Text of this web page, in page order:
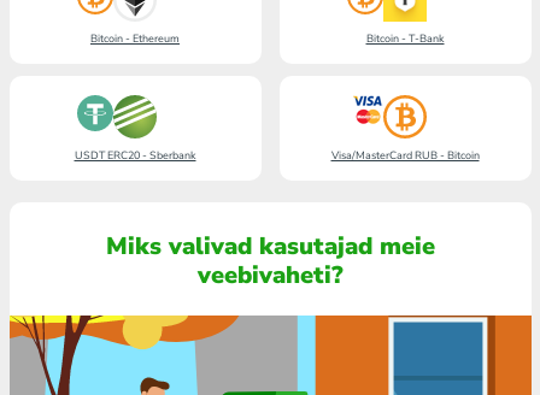
Bitcoin - Ethereum Bitcoin - T-Bank
USDT ERC20 - Sberbank Visa/MasterCard RUB - Bitcoin
Miks valivad kasutajad meie
veebivaheti?